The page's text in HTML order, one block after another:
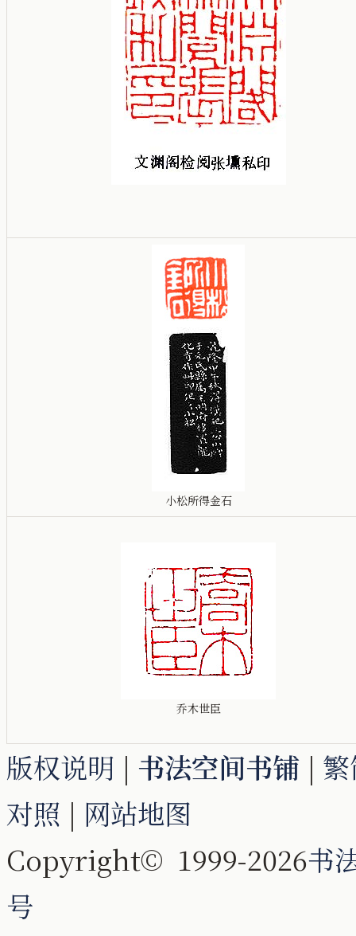
小松所得金石
乔木世臣
版权说明 | 书法空间书铺 |
对照 | 网站地图
Copyright© 1999-2026书
号